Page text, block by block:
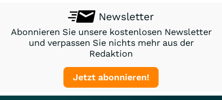
Newsletter
Abonnieren Sie unsere kostenlosen Newsletter
und verpassen Sie nichts mehr aus der
Redaktion
Jetzt abonnieren!